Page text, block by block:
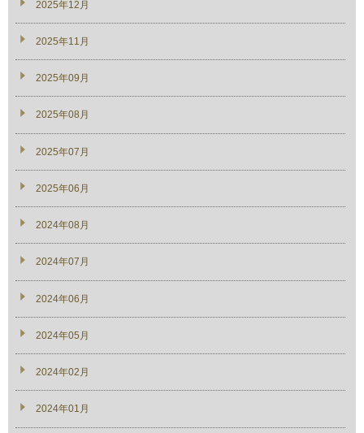
2025年12月
2025年11月
2025年09月
2025年08月
2025年07月
2025年06月
2024年08月
2024年07月
2024年06月
2024年05月
2024年02月
2024年01月